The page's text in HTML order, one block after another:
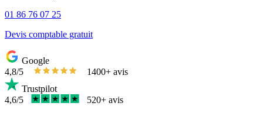
01 86 76 07 25
Devis comptable gratuit
Google
4,8/5
1400+ avis
Trustpilot
4,6/5
520+ avis